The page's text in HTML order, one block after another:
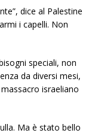
dice al Palestine
i capelli. Non
speciali, non
da diversi mesi,
israeliano
Ma è stato bello